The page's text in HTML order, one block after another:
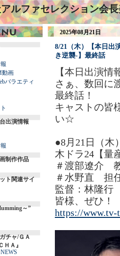
ルファセレクション会
動画
バラエティ
出演情報
制作作品
ト関連サイ
～”
チャ/ＧＡ
Ａ』
2025年08月21日
8/21（木）【本日出
き逆襲-】最終話
【本日出演情
さぁ、数回に
最終話！
キャストの皆
い☆
●8月21日（木
木ドラ24【量
＃渡部遼介
＃水野直 担
監督：林隆行
皆様、ぜひ！
https://www.tv-